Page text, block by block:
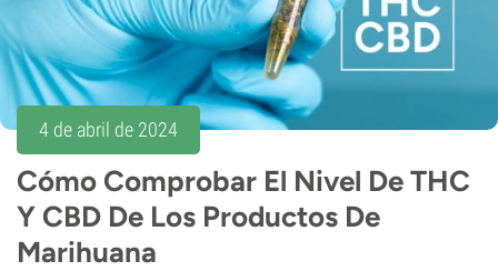
4 de abril de 2024
Cómo Comprobar El Nivel De THC
Y CBD De Los Productos De
Marihuana